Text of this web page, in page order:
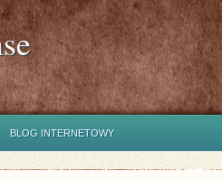
BLOG INTERNETOWY